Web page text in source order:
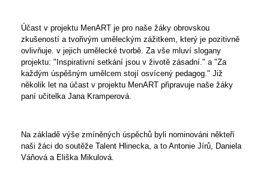
Účast v projektu MenART je pro naše žáky obrovskou
zkušeností a tvořivým uměleckým zážitkem, který je pozitivně
ovlivňuje. v jejich umělecké tvorbě. Za vše mluví slogany
projektu: "Inspirativní setkání jsou v životě zásadní." a "Za
každým úspěšným umělcem stojí osvícený pedagog." Již
několik let na účast v projektu MenART připravuje naše žáky
paní učitelka Jana Kramperová.
Na základě výše zmíněných úspěchů byli nominováni někteří
naši žáci do soutěže Talent Hlinecka, a to Antonie Jírů, Daniela
Váňová a Eliška Mikulová.